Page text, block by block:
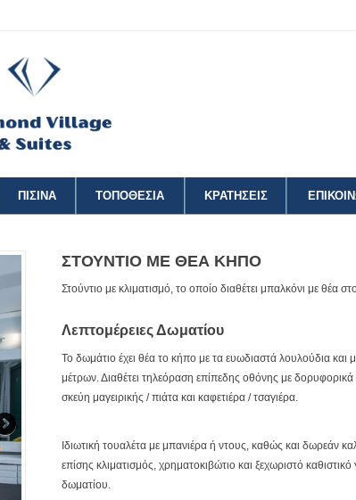
ΠΙΣΙΝΑ ΤΟΠΟΘΕΣΙΑ ΚΡΑΤΗΣΕΙΣ
ΣΤΟΥΝΤΙΟ ΜΕ ΘΕΑ ΚΗΠΟ
Στούντιο με κλιματισμό, το οποίο διαθέτει μπαλκόνι με θέα
Λεπτομέρειες Δωματίου
Το δωμάτιο έχει θέα το κήπο με τα ευωδιαστά λουλούδια
μέτρων. Διαθέτει τηλεόραση επίπεδης οθόνης με δορυφορικά
σκεύη μαγειρικής / πιάτα και καφετιέρα / τσαγιέρα.
Ιδιωτική τουαλέτα με μπανιέρα ή ντους, καθώς και δωρεάν
επίσης κλιματισμός, χρηματοκιβώτιο και ξεχωριστό
δωματίου.